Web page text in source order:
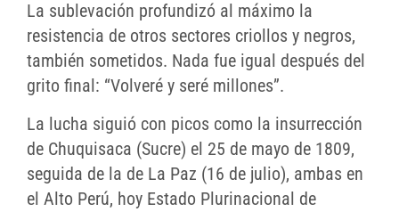
La sublevación profundizó al máximo la
resistencia de otros sectores criollos y negros,
también sometidos. Nada fue igual después del
grito final: “Volveré y seré millones”.
La lucha siguió con picos como la insurrección
de Chuquisaca (Sucre) el 25 de mayo de 1809,
seguida de la de La Paz (16 de julio), ambas en
el Alto Perú, hoy Estado Plurinacional de